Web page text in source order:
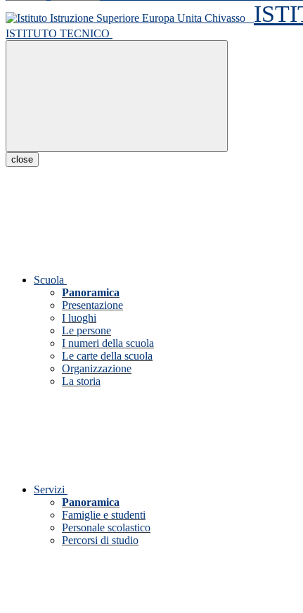
ISTITUTO TECNICO
close
Scuola
Panoramica
Presentazione
I luoghi
Le persone
I numeri della scuola
Le carte della scuola
Organizzazione
La storia
Servizi
Panoramica
Famiglie e studenti
Personale scolastico
Percorsi di studio